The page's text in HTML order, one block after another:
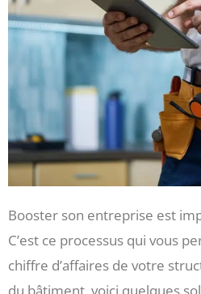
Booster son entreprise est
C’est ce processus qui vous
chiffre d’affaires de votre
du bâtiment, voici quelques